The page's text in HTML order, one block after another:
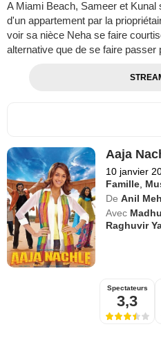
A Miami Beach, Sameer et
d'un appartement par la
voir sa nièce Neha se faire
alternative que de se faire passer
Aaja
10 janvier
Famille
De Anil
Avec
Raghuvir
Spectateurs
3,3